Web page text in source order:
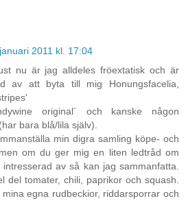
2011 kl. 17:04
nu är jag alldeles fröextatisk och är
av att byta till mig Honungsfacelia,
original´ och kanske någon
bara blå/lila själv).
min digra samling köpe- och
om du ger mig en liten ledtråd om
av så kan jag sammanfatta.
del tomater, chili, paprikor och squash.
egna rudbeckior, riddarsporrar och